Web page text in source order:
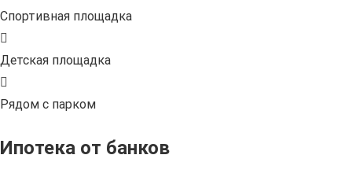
Спортивная площадка
Детская площадка
Рядом с парком
Ипотека от банков